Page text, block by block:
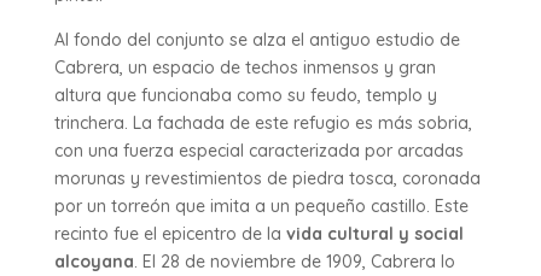
Al fondo del conjunto se alza el antiguo estudio de
Cabrera, un espacio de techos inmensos y gran
altura que funcionaba como su feudo, templo y
trinchera. La fachada de este refugio es más sobria,
con una fuerza especial caracterizada por arcadas
morunas y revestimientos de piedra tosca, coronada
por un torreón que imita a un pequeño castillo. Este
recinto fue el epicentro de la vida cultural y social
alcoyana . El 28 de noviembre de 1909, Cabrera lo